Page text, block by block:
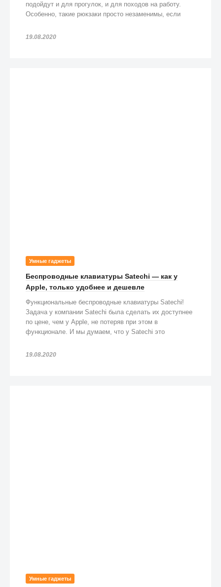
подойдут и для прогулок, и для походов на работу.
Особенно, такие рюкзаки просто незаменимы, если
19.08.2020
Умные гаджеты
Беспроводные клавиатуры Satechi — как у
Apple, только удобнее и дешевле
Функциональные беспроводные клавиатуры Satechi!
Задача у компании Satechi была сделать их доступнее
по цене, чем у Apple, не потеряв при этом в
функционале. И мы думаем, что у Satechi это
19.08.2020
Умные гаджеты